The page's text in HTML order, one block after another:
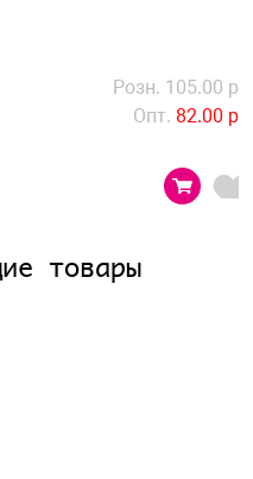
Розн. 105.00 р
Опт. 82.00 р
товары